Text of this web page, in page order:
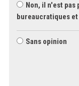
Non, il n'est
bureaucratiques
Sans opinion